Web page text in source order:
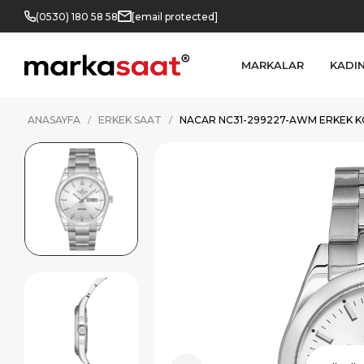
(0530) 180 58 58 [email protected]
MARKALAR
ANASAYFA ERKEK SAAT NACAR NC31-299227-AWM ERKEK